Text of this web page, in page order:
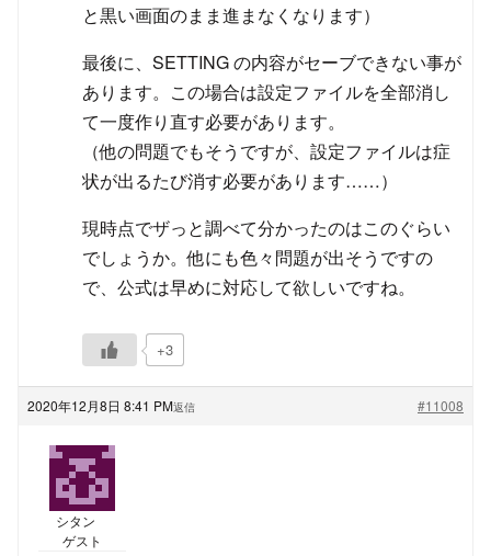
と黒い画面のまま進まなくなります）
最後に、SETTING の内容がセーブできない事が
あります。この場合は設定ファイルを全部消し
て一度作り直す必要があります。
（他の問題でもそうですが、設定ファイルは症
状が出るたび消す必要があります……）
現時点でザっと調べて分かったのはこのぐらい
でしょうか。他にも色々問題が出そうですの
で、公式は早めに対応して欲しいですね。
+3
2020年12月8日 8:41 PM #11008
返信
シタン
ゲスト